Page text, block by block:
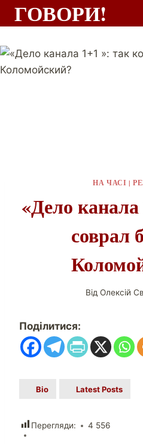
ГОВОРИ!
НА ЧАСІ |
«Дело
соврал
Від Олексій
Поділитися:
Bio Latest Posts
Перегляди: 4 556